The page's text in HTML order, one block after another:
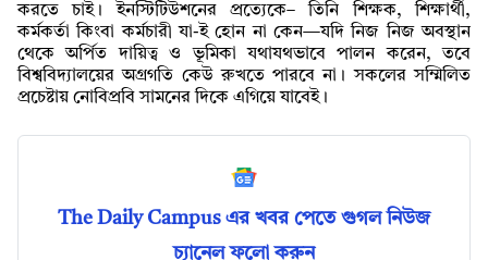
করতে চাই। ইনস্টিটিউশনের প্রত্যেকে– তিনি শিক্ষক, শিক্ষার্থী,
কর্মকর্তা কিংবা কর্মচারী যা-ই হোন না কেন—যদি নিজ নিজ অবস্থান
থেকে অর্পিত দায়িত্ব ও ভূমিকা যথাযথভাবে পালন করেন, তবে
বিশ্ববিদ্যালয়ের অগ্রগতি কেউ রুখতে পারবে না। সকলের সম্মিলিত
প্রচেষ্টায় নোবিপ্রবি সামনের দিকে এগিয়ে যাবেই।
The Daily Campus এর খবর পেতে গুগল নিউজ
চ্যানেল ফলো করুন